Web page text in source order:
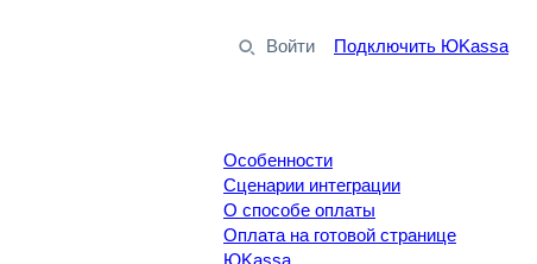
Войти Подключить ЮKassa
Особенности
Сценарии интеграции
О способе оплаты
Оплата на готовой странице
ЮKassa